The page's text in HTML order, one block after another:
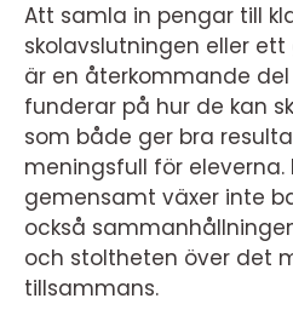
Att samla in pengar till
skolavslutningen eller
är en återkommande
funderar på hur de kan
som både ger bra
meningsfull för eleverna.
gemensamt växer inte
också
och stoltheten över det
tillsammans.